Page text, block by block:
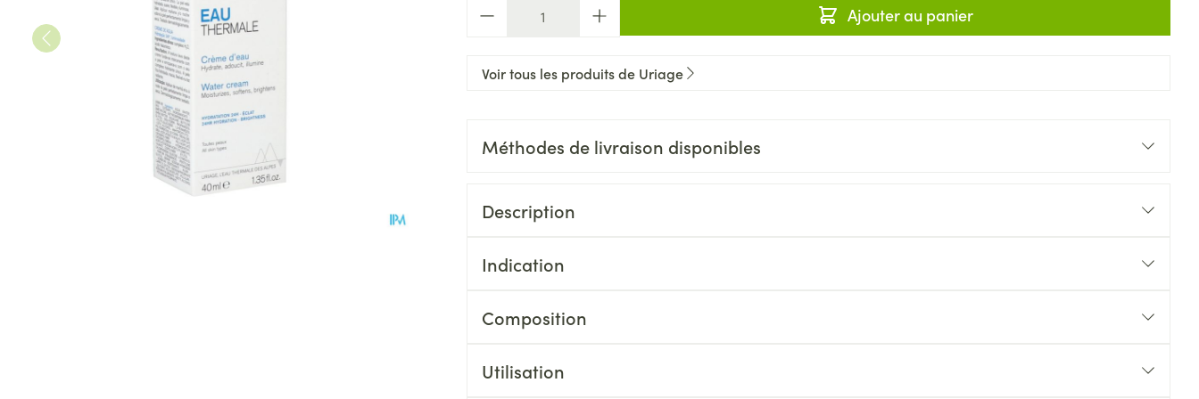
Ajouter au panier
Voir tous les produits de Uriage
Méthodes de livraison disponibles
Description
Indication
Composition
Utilisation